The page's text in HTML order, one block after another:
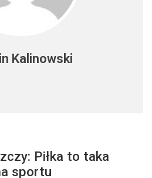
Kalinowski
Piłka to taka
sportu